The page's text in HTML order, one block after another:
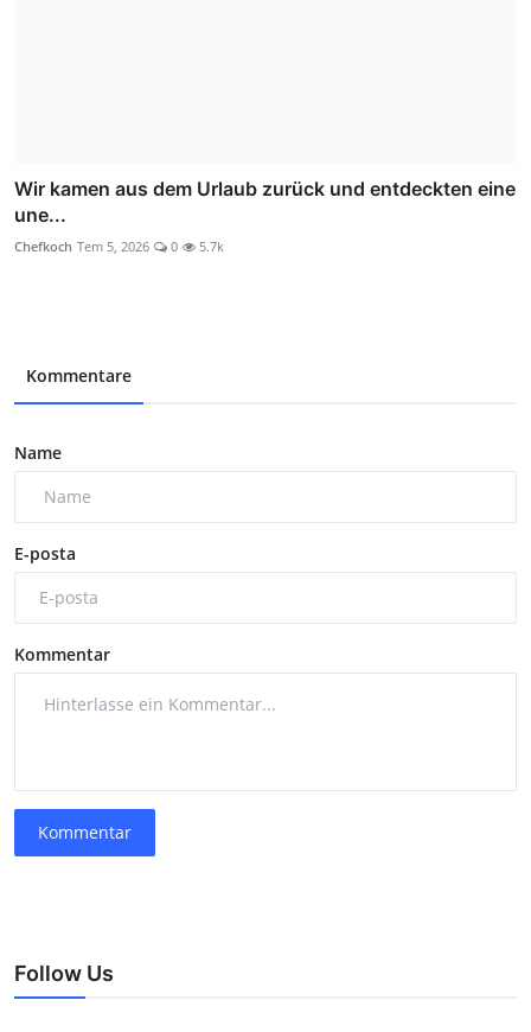
Wir kamen aus dem Urlaub zurück und entdeckten eine
une...
Chefkoch Tem 5, 2026 0 5.7k
Kommentare
Name
E-posta
Kommentar
Kommentar
Follow Us